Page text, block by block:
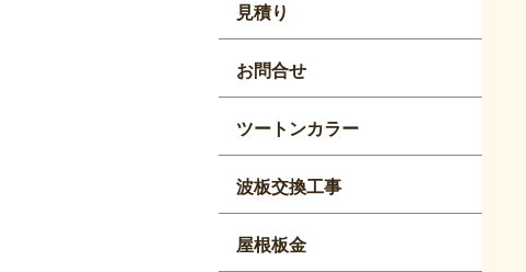
見積り
お問合せ
ツートンカラー
波板交換工事
屋根板金